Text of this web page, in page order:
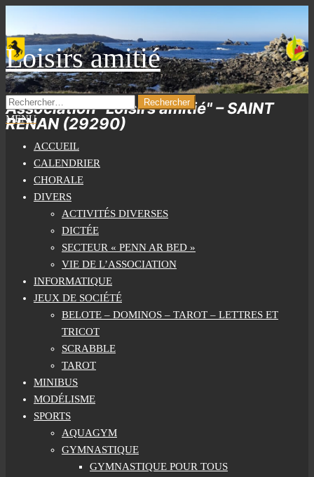
the
content
Loisirs amitié
Association "Loisirs amitié" – SAINT
RENAN (29290)
RECHERCHER :
MENU
ACCUEIL
CALENDRIER
CHORALE
DIVERS
ACTIVITÉS DIVERSES
DICTÉE
SECTEUR « PENN AR BED »
VIE DE L’ASSOCIATION
INFORMATIQUE
JEUX DE SOCIÉTÉ
BELOTE – DOMINOS – TAROT – LETTRES ET
TRICOT
SCRABBLE
TAROT
MINIBUS
MODÉLISME
SPORTS
AQUAGYM
GYMNASTIQUE
GYMNASTIQUE POUR TOUS